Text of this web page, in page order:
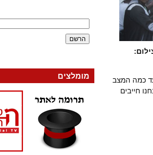
כמה המצב
חייבים
מומלצים